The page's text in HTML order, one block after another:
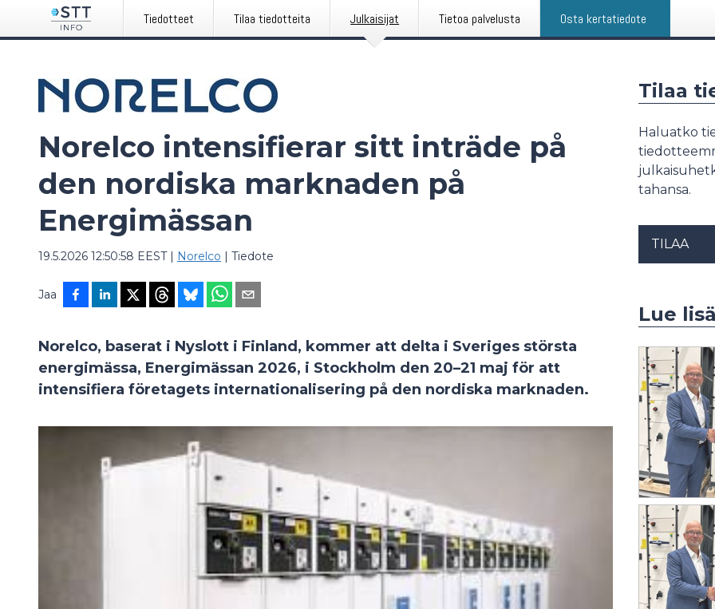
Tiedotteet Tilaa tiedotteita Julkaisijat Tietoa palvelusta Osta kertatiedote
Norelco intensifierar sitt inträde på
den nordiska marknaden på
Energimässan
19.5.2026 12:50:58 EEST| Norelco | Tiedote
Jaa
Norelco, baserat i Nyslott i Finland, kommer att delta i Sveriges största
energimässa, Energimässan 2026, i Stockholm den 20–21 maj för att
intensifiera företagets internationalisering på den nordiska marknaden.
Tilaa
Haluatko
tahansa.
TILAA
Lue